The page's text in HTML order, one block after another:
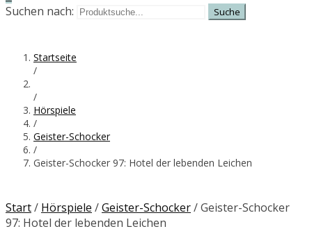
Suchen nach:
Startseite
/
/
Hörspiele
/
Geister-Schocker
/
Geister-Schocker 97: Hotel der lebenden Leichen
Start/ Hörspiele /Geister-Schocker/ Geister-Schocker
97: Hotel der lebenden Leichen